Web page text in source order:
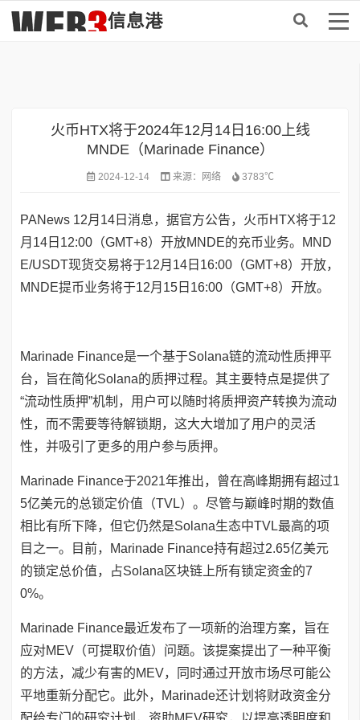
首页 > 资讯
火币HTX将于2024年12月14日16:00上线
MNDE（Marinade Finance）
2024-12-14 来源： 网络 3783℃
PANews 12月14日消息，据官方公告，火币HTX将于12
月14日12:00（GMT+8）开放MNDE的充币业务。MND
E/USDT现货交易将于12月14日16:00（GMT+8）开放，
MNDE提币业务将于12月15日16:00（GMT+8）开放。
‌Marinade Finance‌是一个基于Solana链的流动性质押平
台，旨在简化Solana的质押过程。其主要特点是提供了
“流动性质押”机制，用户可以随时将质押资产转换为流动
性，而不需要等待解锁期，这大大增加了用户的灵活
性，并吸引了更多的用户参与质押‌。
Marinade Finance于2021年推出，曾在高峰期拥有超过1
5亿美元的总锁定价值（TVL）。尽管与巅峰时期的数值
相比有所下降，但它仍然是Solana生态中TVL最高的项
目之一‌。目前，Marinade Finance持有超过2.65亿美元
的锁定总价值，占Solana区块链上所有锁定资金的7
0%‌。
Marinade Finance最近发布了一项新的治理方案，旨在
应对MEV（可提取价值）问题。该提案提出了一种平衡
的方法，减少有害的MEV，同时通过开放市场尽可能公
平地重新分配它。此外，Marinade还计划将财政资金分